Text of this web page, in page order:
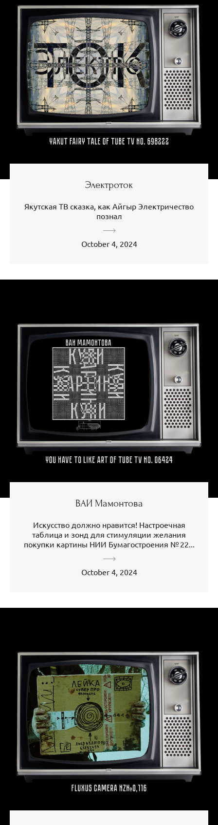
Электроток
Якутская ТВ сказка, как Айгыр Электричество
познал
October 4, 2024
ВАИ Мамонтова
Искусство должно нравится! Настроечная
таблица и зонд для стимуляции желания
покупки картины НИИ Бумагостроения № 22...
October 4, 2024